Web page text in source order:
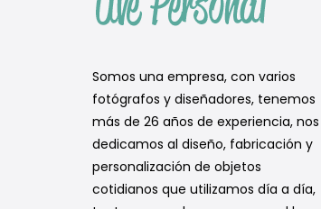
Somos una empresa, con varios
fotógrafos y diseñadores, tenemos
más de 26 años de experiencia, nos
dedicamos al diseño, fabricación y
personalización de objetos
cotidianos que utilizamos día a día,